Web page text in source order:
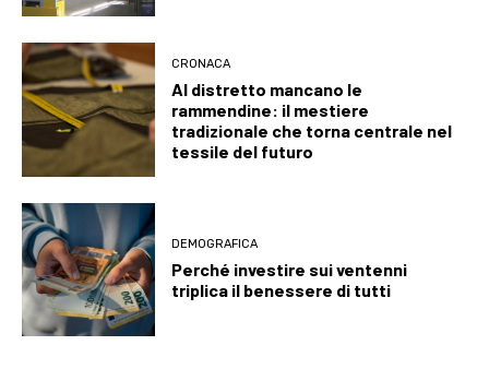
CRONACA
Al distretto mancano le
rammendine: il mestiere
tradizionale che torna centrale nel
tessile del futuro
DEMOGRAFICA
Perché investire sui ventenni
triplica il benessere di tutti